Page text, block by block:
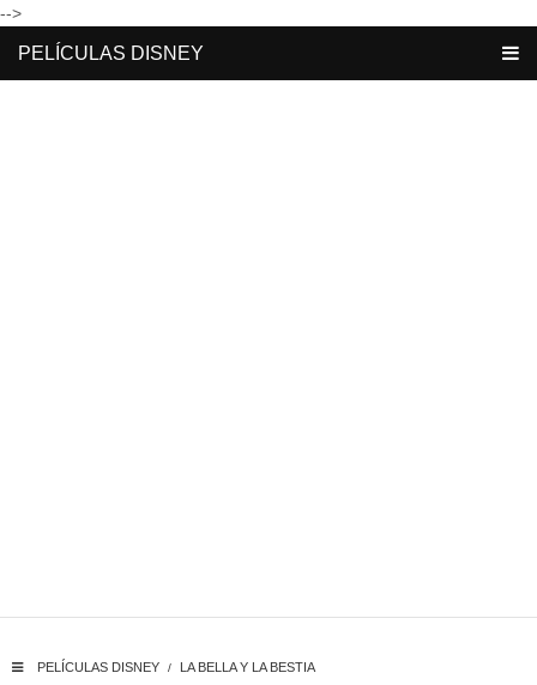
-->
PELÍCULAS DISNEY
PELÍCULAS DISNEY / LA BELLA Y LA BESTIA